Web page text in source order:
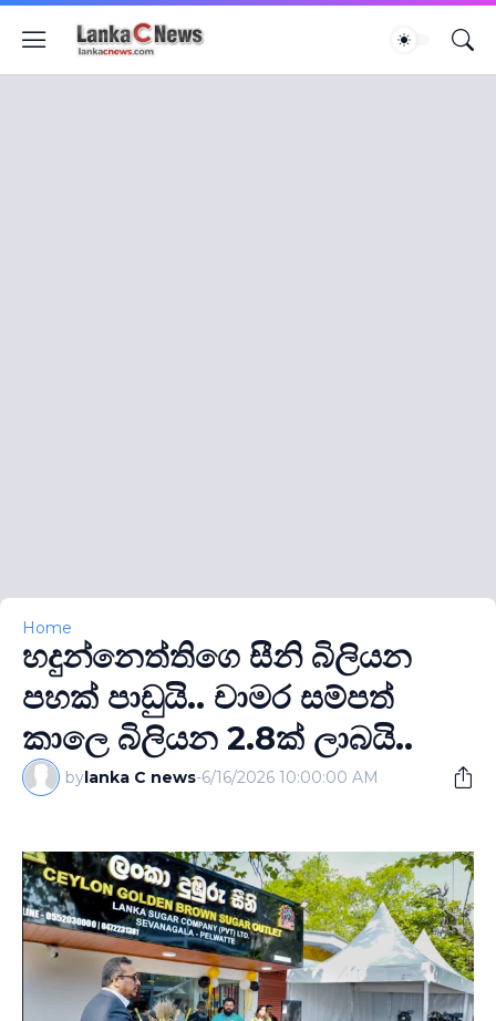
Home
හදුන්නෙත්තිගෙ සීනි බිලියන
පහක් පාඩුයි.. චාමර සම්පත්
කාලෙ බිලියන 2.8ක් ලාබයි..
bylanka C news-6/16/2026 10:00:00 AM